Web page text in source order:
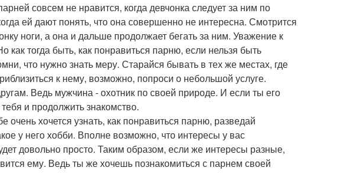
совсем не нравится, когда девчонка следует за ним по
ей дают понять, что она совершенно не интересна. Смотрится
ноги, а она и дальше продолжает бегать за ним. Уважение к
тогда быть, как понравиться парню, если нельзя быть
что нужно знать меру. Старайся бывать в тех же местах, где
к нему, возможно, попроси о небольшой услуге.
Ведь мужчина - охотник по своей природе. И если ты его
и продолжить знакомство.
хочется узнать, как понравиться парню, разведай
у него хобби. Вполне возможно, что интересы у вас
довольно просто. Таким образом, если же интересы разные,
ему. Ведь ты же хочешь познакомиться с парнем своей